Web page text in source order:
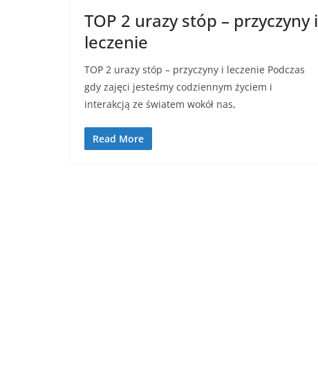
TOP 2 urazy stóp – przyczyny i
leczenie
TOP 2 urazy stóp – przyczyny i leczenie Podczas
gdy zajęci jesteśmy codziennym życiem i
interakcją ze światem wokół nas,
Read More